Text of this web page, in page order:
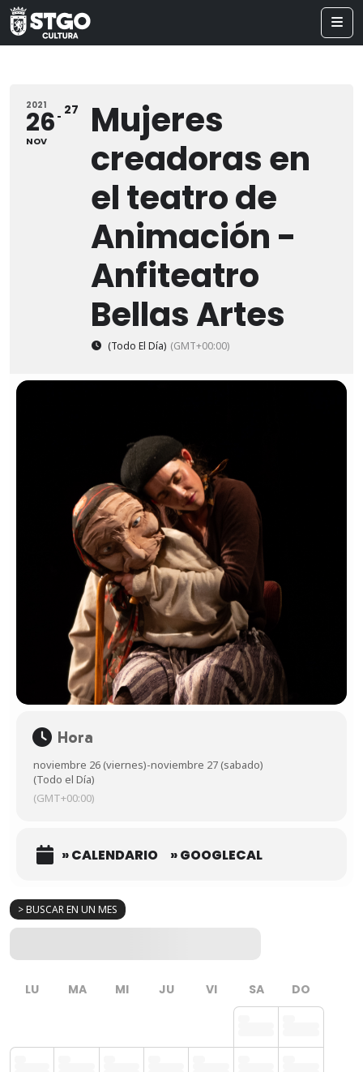
> BUSCAR EN UN MES
LU MA MI JU VI SA DO
2021
26
NOV
27
Mujeres
creadoras en
el teatro de
Animación -
Anfiteatro
Bellas Artes
(Todo El Día) (GMT+00:00)
Hora
noviembre 26 (viernes)-noviembre 27 (sabado)
(Todo el Día)
(GMT+00:00)
» CALENDARIO » GOOGLECAL